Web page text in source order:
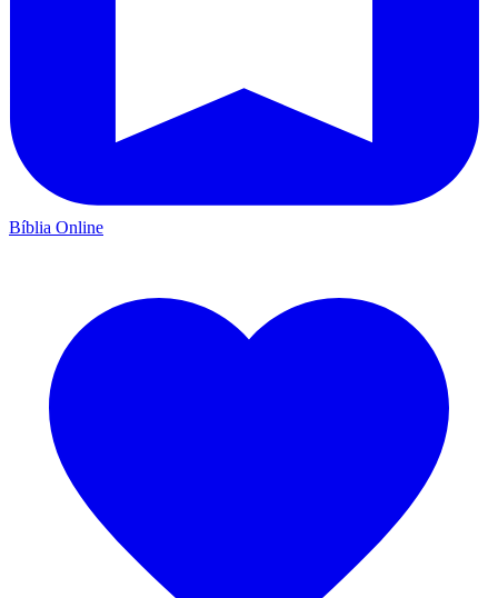
Bíblia Online